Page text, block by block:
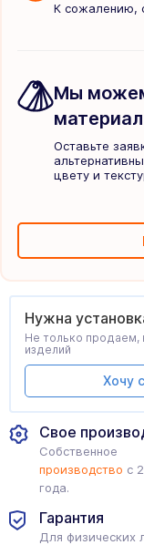
К сожалению,
Мы
Оставьте
цвету и
Свое
Собственное
производство с
года.
Гарантия
Для физических
Нужна
Не только продаем,
изделий
Хочу